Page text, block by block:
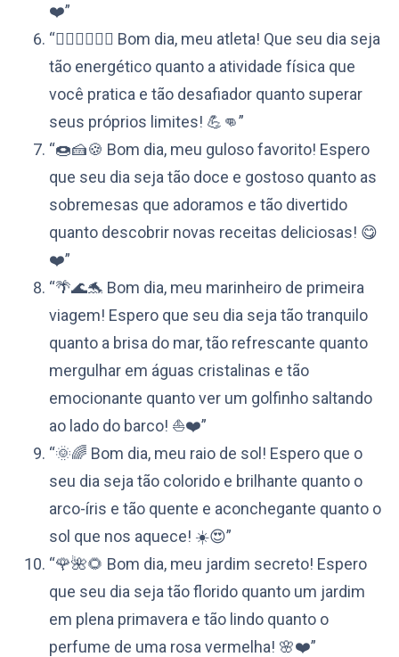
❤️”
“🏃‍♀️🏋️‍♂️🤸‍♂️ Bom dia, meu atleta! Que seu dia seja
tão energético quanto a atividade física que
você pratica e tão desafiador quanto superar
seus próprios limites! 💪👊”
“🍩🍰🍪 Bom dia, meu guloso favorito! Espero
que seu dia seja tão doce e gostoso quanto as
sobremesas que adoramos e tão divertido
quanto descobrir novas receitas deliciosas! 😋
❤️”
“🌴🌊🐬 Bom dia, meu marinheiro de primeira
viagem! Espero que seu dia seja tão tranquilo
quanto a brisa do mar, tão refrescante quanto
mergulhar em águas cristalinas e tão
emocionante quanto ver um golfinho saltando
ao lado do barco! ⛵️❤️”
“🌞🌈 Bom dia, meu raio de sol! Espero que o
seu dia seja tão colorido e brilhante quanto o
arco-íris e tão quente e aconchegante quanto o
sol que nos aquece! ☀️😍”
“🌹🌺🌻 Bom dia, meu jardim secreto! Espero
que seu dia seja tão florido quanto um jardim
em plena primavera e tão lindo quanto o
perfume de uma rosa vermelha! 🌸❤️”